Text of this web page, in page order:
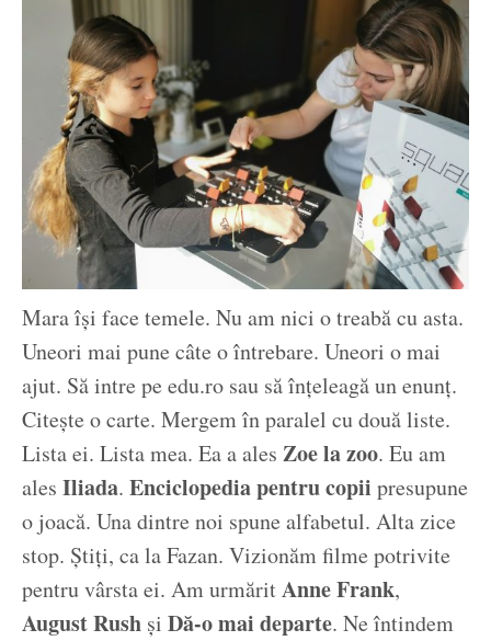
Mara își face temele. Nu am nici o treabă cu asta.
Uneori mai pune câte o întrebare. Uneori o mai
ajut. Să intre pe edu.ro sau să înțeleagă un enunț.
Citește o carte. Mergem în paralel cu două liste.
Lista ei. Lista mea. Ea a ales Zoe la zoo. Eu am
ales Iliada. Enciclopedia pentru copii presupune
o joacă. Una dintre noi spune alfabetul. Alta zice
stop. Știți, ca la Fazan. Vizionăm filme potrivite
pentru vârsta ei. Am urmăritAnne Frank,
August Rush și Dă-o mai departe. Ne întindem